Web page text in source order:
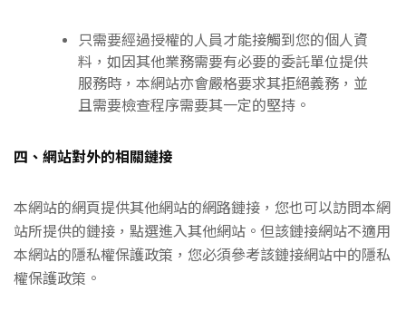
只需要經過授權的人員才能接觸到您的個人資
料，如因其他業務需要有必要的委託單位提供
服務時，本網站亦會嚴格要求其拒絕義務，並
且需要檢查程序需要其一定的堅持。
四、網站對外的相關鏈接
本網站的網頁提供其他網站的網路鏈接，您也可以訪問本網
站所提供的鏈接，點選進入其他網站。但該鏈接網站不適用
本網站的隱私權保護政策，您必須參考該鏈接網站中的隱私
權保護政策。